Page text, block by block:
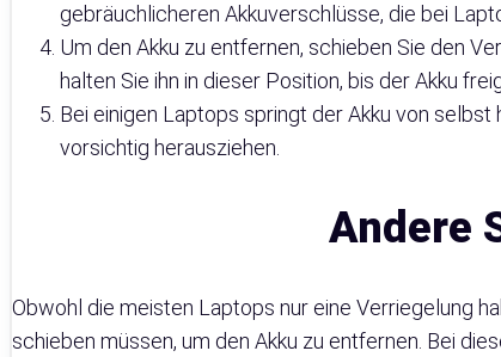
gebräuchlicheren Akkuverschlüsse, die bei
Um den Akku zu entfernen, schieben Sie den
halten Sie ihn in dieser Position, bis der Akku
Bei einigen Laptops springt der Akku von
vorsichtig herausziehen.
Andere
Obwohl die meisten Laptops nur eine Verriegelung
schieben müssen, um den Akku zu entfernen. Bei